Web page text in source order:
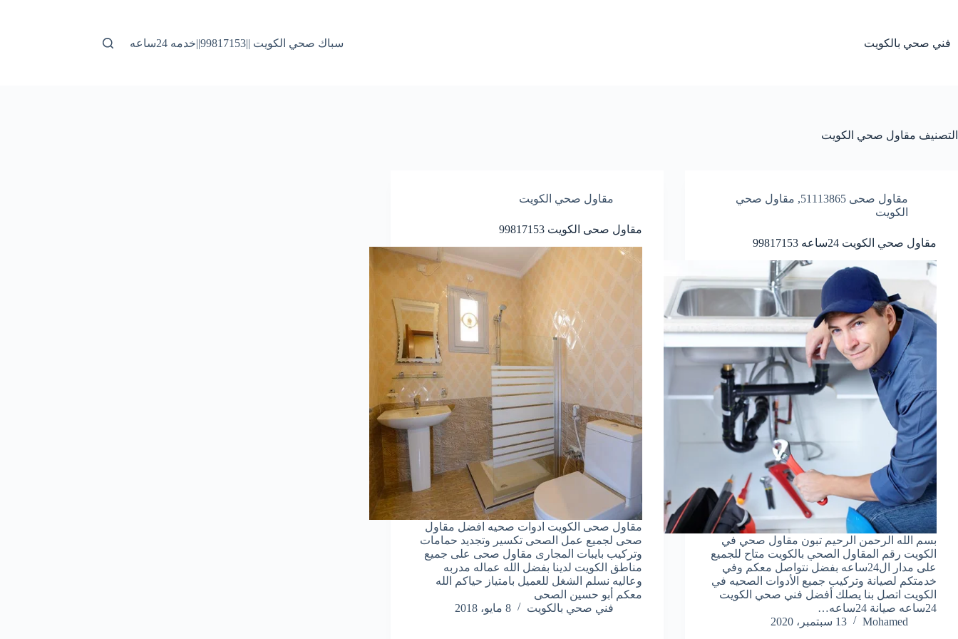
فني صحي بالكويت سباك صحي الكويت ||99817153||خدمه 24ساعه
التصنيف مقاول صحي الكويت
مقاول صحى 51113865 , مقاول صحي
الكويت
مقاول صحي الكويت 24ساعه 99817153
بسم الله الرحمن الرحيم تبون مقاول صحي في
الكويت رقم المقاول الصحي بالكويت متاح للجميع
على مدار ال24ساعه بفضل نتواصل معكم وفي
خدمتكم لصيانة وتركيب جميع الأدوات الصحيه في
الكويت اتصل بنا يصلك أفضل فني صحي الكويت
24ساعه صيانة 24ساعه…
Mohamed
13 سبتمبر، 2020
مقاول صحي الكويت
مقاول صحى الكويت 99817153
مقاول صحى الكويت ادوات صحيه افضل مقاول
صحى لجميع عمل الصحى تكسير وتجديد حمامات
وتركيب بايبات المجارى مقاول صحى على جميع
مناطق الكويت لدينا بفضل الله عماله مدربه
وعاليه نسلم الشغل للعميل بامتياز حياكم الله
معكم أبو حسين الصحى
فني صحي بالكويت
8 مايو، 2018